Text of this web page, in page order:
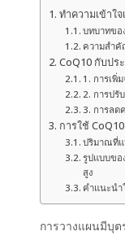
ทำความเข้าใ
บทบาทขอ
ความสำ
CoQ10 กับป
1. การเพิ่
2. การปรั
3. การลด
การใช้
ปริมาณที่แ
รูปแบบขอ
สูง
คำแนะนำ
การวางแผนมีบุ